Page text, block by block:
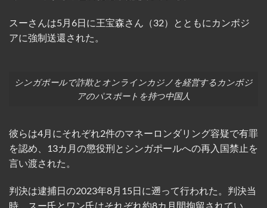
スーさんは5月6日に王宝森さん（32）とともにカンボジ
アに強制送還された。
シンガポールで詐欺とオンラインカジノを経営するカンボジ
アのパスポートを持つ中国人
彼らは4月にそれぞれ2件のマネーロンダリング容疑で有罪
を認め、13カ月の懲役刑とシンガポールへの再入国禁止を
言い渡された。
判決は逮捕日の2023年8月15日に遡って行われた。判決当
時、スー氏とワン氏はそれぞれ約8カ月間拘留されてい